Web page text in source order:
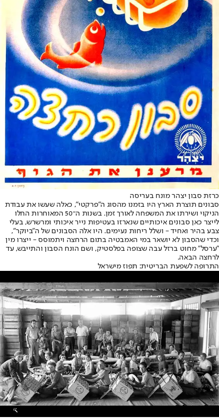
כרזת סבון יצהר מונח בעריסה
סבונים תוצרת הארץ היו בזמנו מהסוג ה"פרקטי", כאלה שעשו את עבודת
הניקוי ושירתו את המשפחה לאורך זמן. בשנות ה־50 המאוחרות החלו
לייצר כאן סבונים איכותיים שנארזו בעטיפות נייר איכותי ומרשרש, בעלי
צבע בהיר ואחיד - ושלל ריחות נעימים. היו אלה הסבונים של ה"ביוקר",
וכדי שהסבון לא יושאר במי האמבטיה בתום הרחצה ויתמוסס - ייצרו מין
"ערסל" מחוט ברזל עבה שצופה בפלסטיק, ושם הונח הסבון והתייבש, עד
לרחצה הבאה.
התרופה לשפעת הבריטית: תפוז מישראל